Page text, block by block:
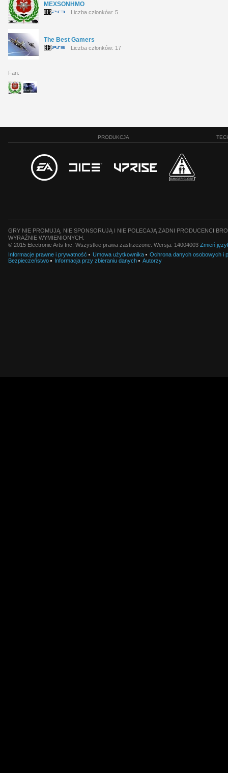
MEXSONHMO
Liczba członków: 5
The Best Gamers
Liczba członków: 17
Fan:
PRODUKCJA
GRY NIE PROMUJĄ, NIE SPONSORUJĄ I NIE POLECAJĄ ŻADNI PRODUCENCI
WYRAŹNIE WYMIENIONYCH.
© 2015 Electronic Arts Inc. Wszystkie prawa zastrzeżone. Wersja: 14004003 Zmień
Informacje prawne i prywatność
Umowa użytkownika
Ochrona danych osobowych i
Bezpieczeństwo
Informacja przy zbieraniu danych Autorzy